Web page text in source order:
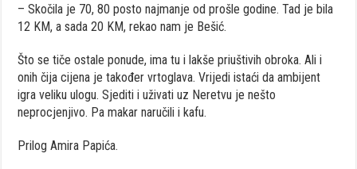
– Skočila je 70, 80 posto najmanje od prošle godine. Tad je bila
12 KM, a sada 20 KM, rekao nam je Bešić.
Što se tiče ostale ponude, ima tu i lakše priuštivih obroka. Ali i
onih čija cijena je također vrtoglava. Vrijedi istaći da ambijent
igra veliku ulogu. Sjediti i uživati uz Neretvu je nešto
neprocjenjivo. Pa makar naručili i kafu.
Prilog Amira Papića.